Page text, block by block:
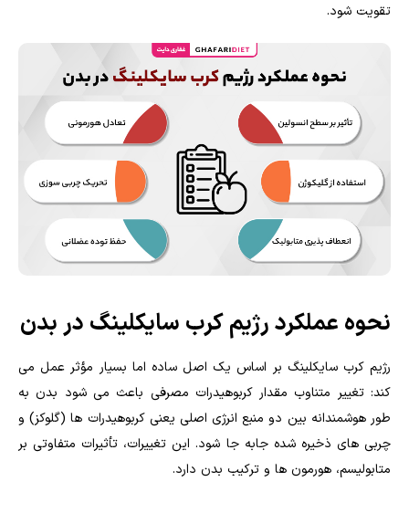
تقویت شود.
نحوه عملکرد رژیم کرب سایکلینگ در بدن
رژیم کرب سایکلینگ بر اساس یک اصل ساده اما بسیار مؤثر عمل می
کند: تغییر متناوب مقدار کربوهیدرات مصرفی باعث می شود بدن به
طور هوشمندانه بین دو منبع انرژی اصلی یعنی کربوهیدرات ها (گلوکز) و
چربی های ذخیره شده جابه جا شود. این تغییرات، تأثیرات متفاوتی بر
متابولیسم، هورمون ها و ترکیب بدن دارد.